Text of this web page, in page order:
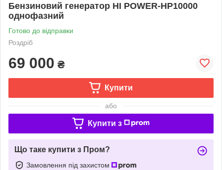
Бензиновий генератор HI POWER-HP10000
однофазний
Готово до відправки
Роздріб
69 000 ₴
Купити
або
Купити з
Що таке купити з Пром?
Замовлення під захистом